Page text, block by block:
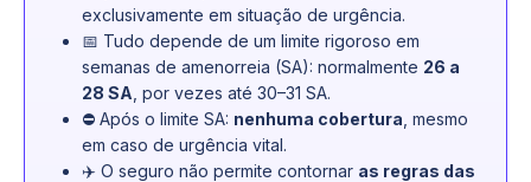
exclusivamente em situação de urgência.
📅 Tudo depende de um limite rigoroso em
semanas de amenorreia (SA): normalmente 26 a
28 SA , por vezes até 30–31 SA.
⛔ Após o limite SA: nenhuma cobertura , mesmo
em caso de urgência vital.
✈️ O seguro não permite contornar as regras das